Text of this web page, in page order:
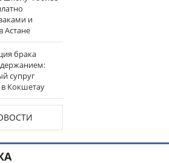
и
Астане
брака
супруг
Кокшетау
реставрация